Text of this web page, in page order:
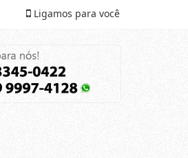
Ligamos para você